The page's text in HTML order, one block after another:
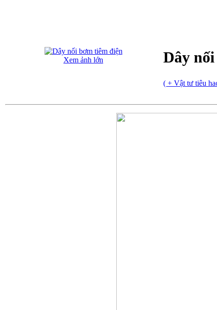
Xem ảnh lớn Dây
( + Vật tư tiêu